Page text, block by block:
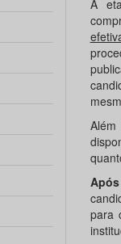
A
para